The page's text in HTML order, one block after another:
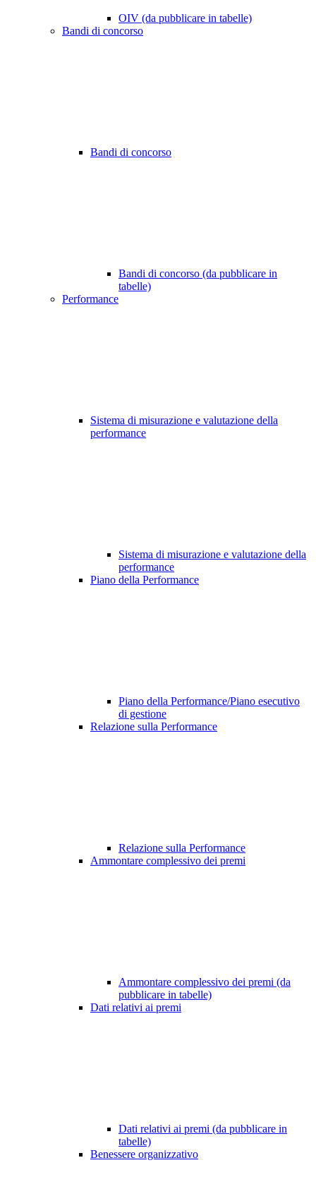
OIV (da pubblicare in tabelle)
Bandi di concorso
Bandi di concorso
Bandi di concorso (da pubblicare in
tabelle)
Performance
Sistema di misurazione e valutazione della
performance
Sistema di misurazione e valutazione della
performance
Piano della Performance
Piano della Performance/Piano esecutivo
di gestione
Relazione sulla Performance
Relazione sulla Performance
Ammontare complessivo dei premi
Ammontare complessivo dei premi (da
pubblicare in tabelle)
Dati relativi ai premi
Dati relativi ai premi (da pubblicare in
tabelle)
Benessere organizzativo